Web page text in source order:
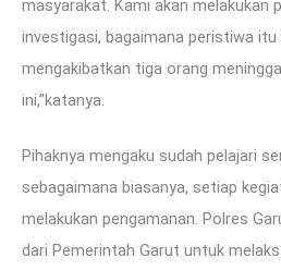
masyarakat. Kami akan melakukan
investigasi, bagaimana peristiwa
mengakibatkan tiga orang
ini,”katanya.
Pihaknya mengaku sudah pelajari
sebagaimana biasanya, setiap
melakukan pengamanan. Polres
dari Pemerintah Garut untuk